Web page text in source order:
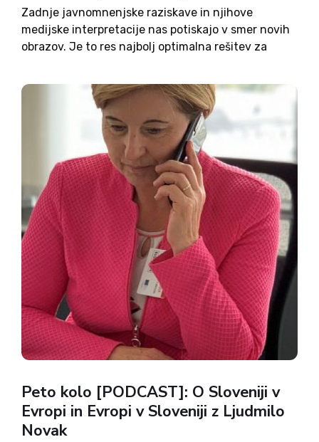
Zadnje javnomnenjske raziskave in njihove
medijske interpretacije nas potiskajo v smer novih
obrazov. Je to res najbolj optimalna rešitev za
koalicije, v tokratnem podcastu Peto kolo
ugotavljamo s Petrom Jamnikarjem, človekom, ki...
Peto kolo [PODCAST]: O Sloveniji v
Evropi in Evropi v Sloveniji z Ljudmilo
Novak